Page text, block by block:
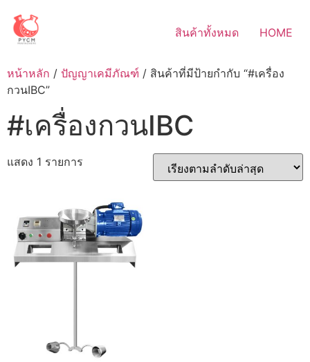
content
สินค้าทั้งหมด HOME
หน้าหลัก / ปัญญาเคมีภัณฑ์ / สินค้าที่มีป้ายกำกับ “#เครื่อง
กวนIBC”
#เครื่องกวนIBC
แสดง 1 รายการ